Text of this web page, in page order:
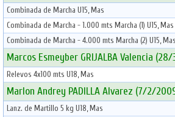
Combinada de Marcha U15, Mas
Combinada de Marcha - 1.000 mts Marcha (1) U15, Mas
Combinada de Marcha - 4.000 mts Marcha (2) U15, Mas
Marcos Esmeyber GRIJALBA Valencia
Relevos 4x100 mts U18, Mas
Marlon Andrey PADILLA Alvarez (7/2/
Lanz. de Martillo 5 kg U18, Mas